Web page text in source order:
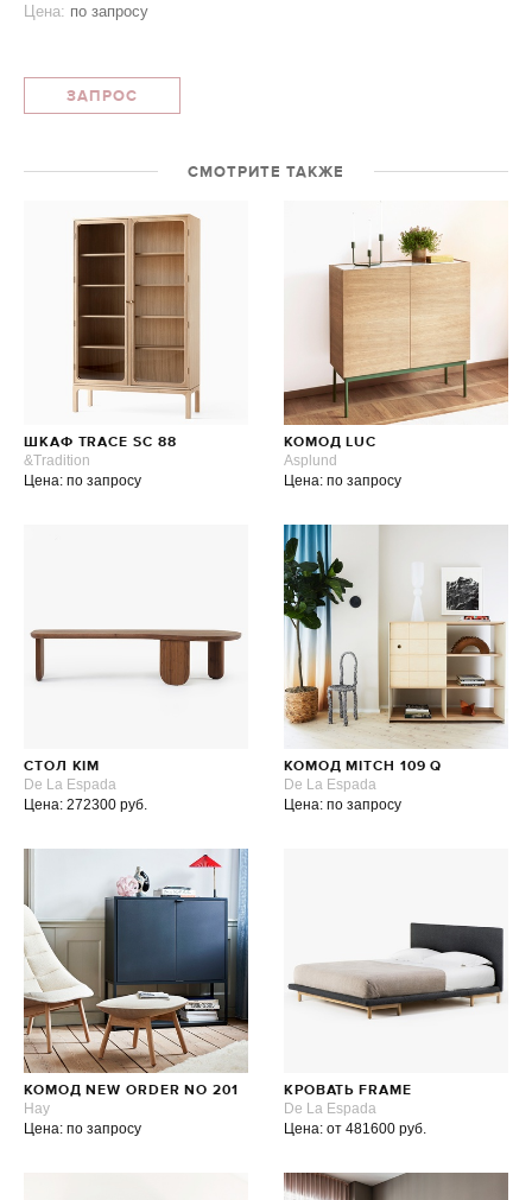
Цена: по запросу
ЗАПРОС
СМОТРИТЕ ТАКЖЕ
ШКАФ TRACE SC 88
&Tradition
Цена: по запросу
КОМОД LUC
Asplund
Цена: по запросу
СТОЛ KIM
De La Espada
Цена: 272300 руб.
КОМОД MITCH 109 Q
De La Espada
Цена: по запросу
КОМОД NEW ORDER NO 201
Hay
Цена: по запросу
КРОВАТЬ FRAME
De La Espada
Цена: от 481600 руб.